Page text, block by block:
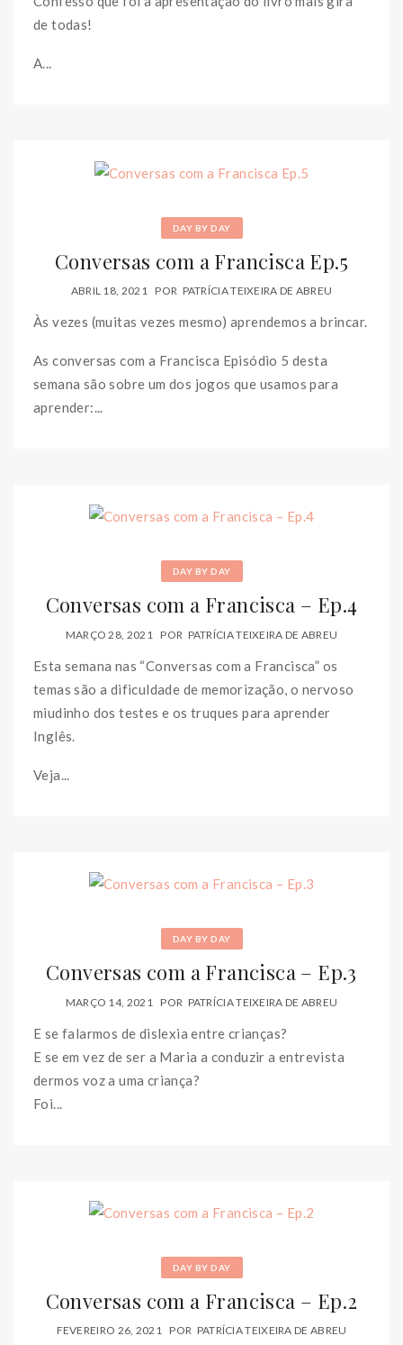
de todas!
A...
DAY BY DAY
Conversas com a Francisca Ep.5
ABRIL 18, 2021 POR PATRÍCIA TEIXEIRA DE ABREU
Às vezes (muitas vezes mesmo) aprendemos a brincar.
As conversas com a Francisca Episódio 5 desta
semana são sobre um dos jogos que usamos para
aprender:...
DAY BY DAY
Conversas com a Francisca – Ep.4
MARÇO 28, 2021 POR PATRÍCIA TEIXEIRA DE ABREU
Esta semana nas “Conversas com a Francisca” os
temas são a dificuldade de memorização, o nervoso
miudinho dos testes e os truques para aprender
Inglês.
Veja...
DAY BY DAY
Conversas com a Francisca – Ep.3
MARÇO 14, 2021 POR PATRÍCIA TEIXEIRA DE ABREU
E se falarmos de dislexia entre crianças?
E se em vez de ser a Maria a conduzir a entrevista
dermos voz a uma criança?
Foi...
DAY BY DAY
Conversas com a Francisca – Ep.2
FEVEREIRO 26, 2021 POR PATRÍCIA TEIXEIRA DE ABREU